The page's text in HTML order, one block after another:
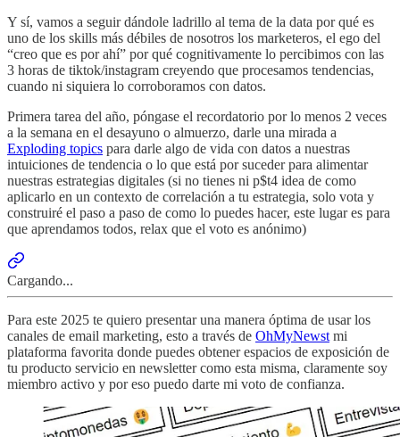
Y sí, vamos a seguir dándole ladrillo al tema de la data por qué es
uno de los skills más débiles de nosotros los marketeros, el ego del
“creo que es por ahí” por qué cognitivamente lo percibimos con las
3 horas de tiktok/instagram creyendo que procesamos tendencias,
cuando ni siquiera lo corroboramos con datos.
Primera tarea del año, póngase el recordatorio por lo menos 2 veces
a la semana en el desayuno o almuerzo, darle una mirada a
Exploding topics para darle algo de vida con datos a nuestras
intuiciones de tendencia o lo que está por suceder para alimentar
nuestras estrategias digitales (si no tienes ni p$t4 idea de como
aplicarlo en un contexto de correlación a tu estrategia, solo vota y
construiré el paso a paso de como lo puedes hacer, este lugar es para
que aprendamos todos, relax que el voto es anónimo)
Cargando...
Para este 2025 te quiero presentar una manera óptima de usar los
canales de email marketing, esto a través de OhMyNewst mi
plataforma favorita donde puedes obtener espacios de exposición de
tu producto servicio en newsletter como esta misma, claramente soy
miembro activo y por eso puedo darte mi voto de confianza.